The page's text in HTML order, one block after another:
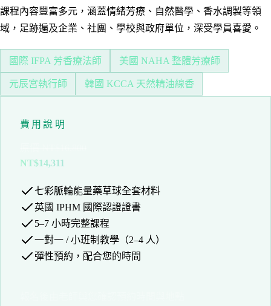
課程內容豐富多元，涵蓋情緒芳療、自然醫學、香水調製等領
域，足跡遍及企業、社團、學校與政府單位，深受學員喜愛。
國際 IFPA 芳香療法師 美國 NAHA 整體芳療師
元辰宮執行師 韓國 KCCA 天然精油線香
費用說明
NT$14,311
七彩脈輪能量藥草球全套材料
英國 IPHM 國際認證證書
5–7 小時完整課程
一對一 / 小班制教學（2–4 人）
彈性預約，配合您的時間